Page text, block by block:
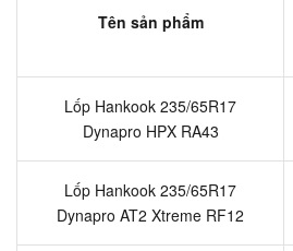
Tên sản phẩm
Lốp Hankook 235/65R17
Dynapro HPX RA43
Lốp Hankook 235/65R17
Dynapro AT2 Xtreme RF12